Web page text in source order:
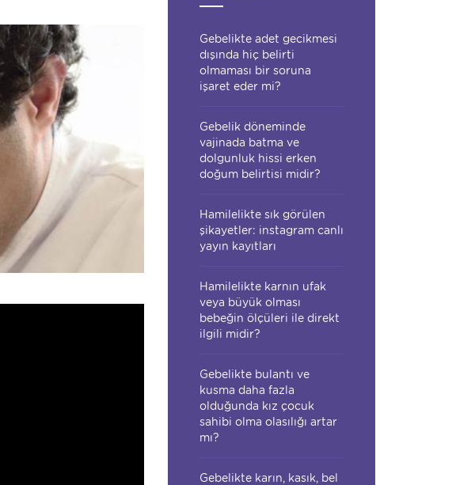
Gebelikte adet gecikmesi
dışında hiç belirti
olmaması bir soruna
işaret eder mi?
Gebelik döneminde
vajinada batma ve
dolgunluk hissi erken
doğum belirtisi midir?
Hamilelikte sık görülen
şikayetler: instagram canlı
yayın kayıtları
Hamilelikte karnın ufak
veya büyük olması
bebeğin ölçüleri ile direkt
ilgili midir?
Gebelikte bulantı ve
kusma daha fazla
olduğunda kız çocuk
sahibi olma olasılığı artar
mı?
Gebelikte karın, kasık, bel